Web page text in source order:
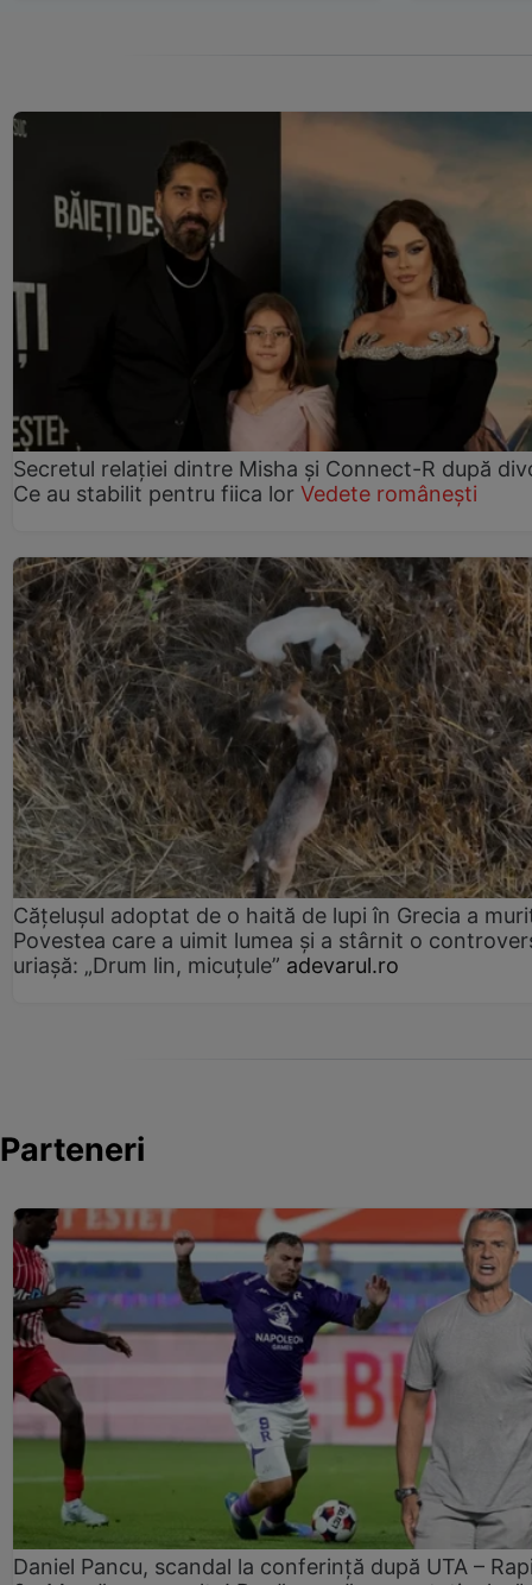
Secretul relației dintre Misha și Connect-R după
Ce au stabilit pentru fiica lor Vedete românești
Cățelușul adoptat de o haită de lupi în Grecia a
Povestea care a uimit lumea și a stârnit o
uriașă: „Drum lin, micuțule” adevarul.ro
Parteneri
Daniel Pancu, scandal la conferință după UTA –